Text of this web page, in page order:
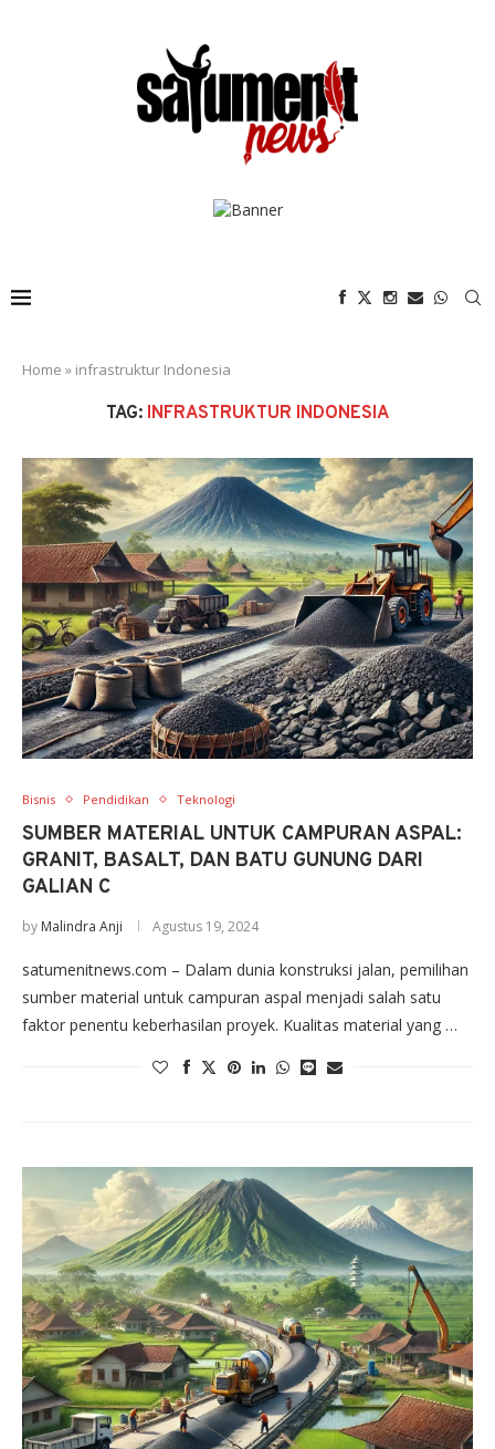
Home » infrastruktur Indonesia
TAG: INFRASTRUKTUR INDONESIA
Bisnis Pendidikan Teknologi
SUMBER MATERIAL UNTUK CAMPURAN ASPAL:
GRANIT, BASALT, DAN BATU GUNUNG DARI
GALIAN C
by Malindra Anji Agustus 19, 2024
satumenitnews.com – Dalam dunia konstruksi jalan, pemilihan
sumber material untuk campuran aspal menjadi salah satu
faktor penentu keberhasilan proyek. Kualitas material yang …